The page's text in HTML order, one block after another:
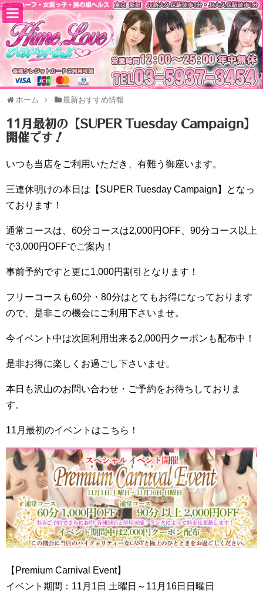
ホーム 最新おすすめ情報
11月最初の【SUPER Tuesday Campaign】
開催です！
いつも当店をご利用いただき、有難う御座います。
三連休明けの本日は【SUPER Tuesday Campaign】となっ
ております！
通常コースは、60分コースは2,000円OFF、90分コース以上
で3,000円OFFでご案内！
事前予約ですと更に1,000円割引となります！
フリーコースも60分・80分はとてもお得になっております
ので、是非この機会にご利用下さいませ。
今イベント中は次回利用出来る2,000円クーポンも配布中！
是非お得に楽しくお過ごし下さいませ。
本日も沢山のお問い合わせ・ご予約をお待ちしておりま
す。
11月最初のイベントはこちら！
【Premium Carnival Event】
イベント期間：11月1日 土曜日～11月16日日曜日